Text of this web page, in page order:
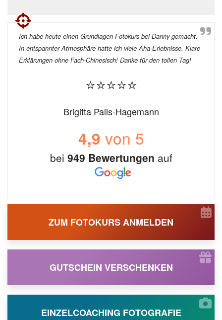
Ich habe heute einen Grundlagen-Fotokurs bei Danny gemacht.
In entspannter Atmosphäre hatte ich viele Aha-Erlebnisse. Klare
Erklärungen ohne Fach-Chinesisch! Danke für den tollen Tag!
⭐⭐⭐⭐⭐
Brigitta Palis-Hagemann
4,9 von 5
bei 949 Bewertungen auf
ZUM FOTOKURS ANMELDEN
GUTSCHEIN VERSCHENKEN
EINZELCOACHING FOTOGRAFIE